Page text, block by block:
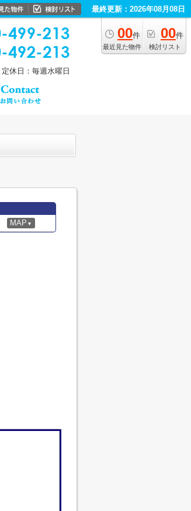
最終更新：2026年08月08日
00件
最近見た物件
00件
検討リスト
定休日：毎週水曜日
MAP ▼